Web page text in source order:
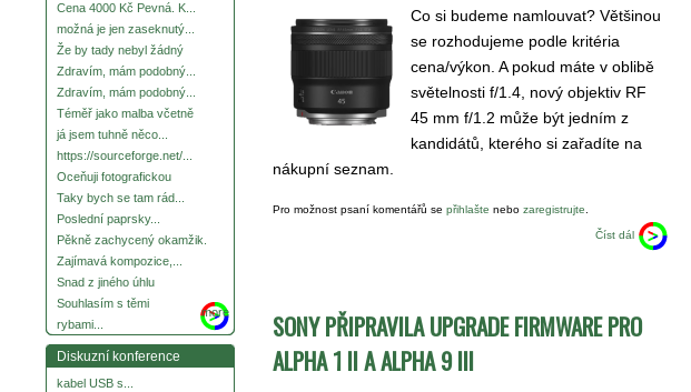
Cena 4000 Kč Pevná. K...
možná je jen zaseknutý...
Že by tady nebyl žádný
Zdravím, mám podobný...
Zdravím, mám podobný...
Téměř jako malba včetně
já jsem tuhně něco...
https://sourceforge.net/...
Oceňuji fotografickou
Taky bych se tam rád...
Poslední paprsky...
Pěkně zachycený okamžik.
Zajímavá kompozice,...
Snad z jiného úhlu
Souhlasím s těmi
rybami...
more
Diskuzní konference
kabel USB s...
Co si budeme namlouvat? Většinou
se rozhodujeme podle kritéria
cena/výkon. A pokud máte v oblibě
světelnosti f/1.4, nový objektiv RF
45 mm f/1.2 může být jedním z
kandidátů, kterého si zařadíte na
nákupní seznam.
Pro možnost psaní komentářů se přihlašte nebo zaregistrujte
Číst dál
SONY PŘIPRAVILA UPGRADE FIRMWARE PRO
ALPHA 1 II A ALPHA 9 III